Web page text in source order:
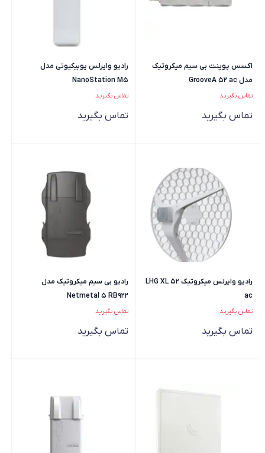
اکسس پوینت بی سیم میکروتیک
مدل GrooveA 52 ac
تماس بگیرید
تماس بگیرید
رادیو وایرلس یوبیکیوتی مدل
NanoStation M5
تماس بگیرید
تماس بگیرید
رادیو وایرلس میکروتیک LHG XL 52
ac
تماس بگیرید
تماس بگیرید
رادیو بی سیم میکروتیک مدل
Netmetal 5 RB922
تماس بگیرید
تماس بگیرید